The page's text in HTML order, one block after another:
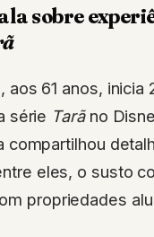
sobre
aos 61 anos,
série Tarãno
compartilhou
eles, o susto
propriedades